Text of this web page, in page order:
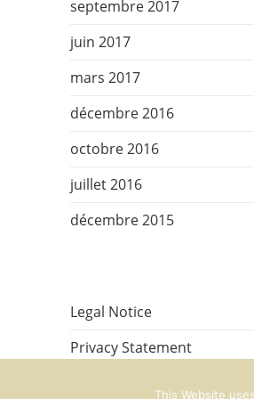
septembre 2017
juin 2017
mars 2017
décembre 2016
octobre 2016
juillet 2016
décembre 2015
Legal Notice
Privacy Statement
This Website